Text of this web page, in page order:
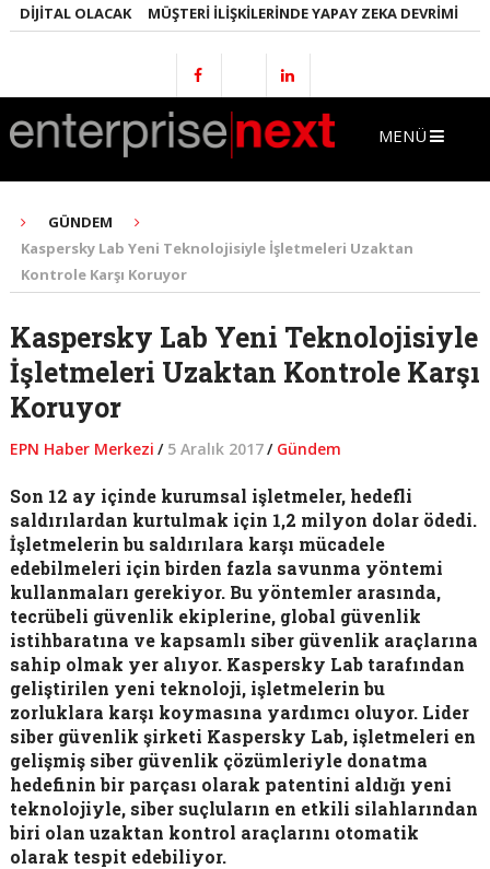
OLACAK MÜŞTERI İLIŞKILERINDE YAPAY ZEKA DEVRIMI
MENÜ
GÜNDEM
Kaspersky Lab Yeni Teknolojisiyle İşletmeleri Uzaktan
Kontrole Karşı Koruyor
Kaspersky Lab Yeni Teknolojisiyle
İşletmeleri Uzaktan Kontrole Karşı
Koruyor
EPN Haber Merkezi / 5 Aralık 2017/ Gündem
Son 12 ay içinde kurumsal işletmeler, hedefli
saldırılardan kurtulmak için 1,2 milyon dolar ödedi.
İşletmelerin bu saldırılara karşı mücadele
edebilmeleri için birden fazla savunma yöntemi
kullanmaları gerekiyor. Bu yöntemler arasında,
tecrübeli güvenlik ekiplerine, global güvenlik
istihbaratına ve kapsamlı siber güvenlik araçlarına
sahip olmak yer alıyor. Kaspersky Lab tarafından
geliştirilen yeni teknoloji, işletmelerin bu
zorluklara karşı koymasına yardımcı oluyor. Lider
siber güvenlik şirketi Kaspersky Lab, işletmeleri en
gelişmiş siber güvenlik çözümleriyle donatma
hedefinin bir parçası olarak patentini aldığı yeni
teknolojiyle, siber suçluların en etkili silahlarından
biri olan uzaktan kontrol araçlarını otomatik
olarak tespit edebiliyor.